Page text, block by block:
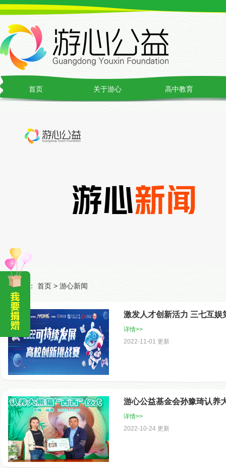
首页 关于游心 高中教育
当前位置： 首页 > 游心新闻
激发人才创新活力 三七互
详情>>
2022-11-01 更新
游心公益基金会孙豫琦认养
详情>>
2022-10-24 更新